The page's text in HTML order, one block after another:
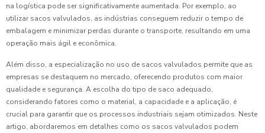
na logística pode ser significativamente aumentada. Por exemplo, ao
utilizar sacos valvulados, as indústrias conseguem reduzir o tempo de
embalagem e minimizar perdas durante o transporte, resultando em uma
operação mais ágil e econômica.
Além disso, a especialização no uso de sacos valvulados permite que as
empresas se destaquem no mercado, oferecendo produtos com maior
qualidade e segurança. A escolha do tipo de saco adequado,
considerando fatores como o material, a capacidade e a aplicação, é
crucial para garantir que os processos industriais sejam otimizados. Neste
artigo, abordaremos em detalhes como os sacos valvulados podem